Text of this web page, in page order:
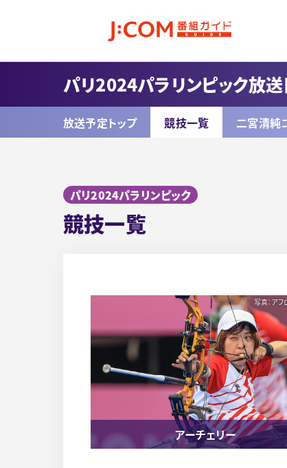
パリ2024パラリンピック放
放送予定トップ 競技一覧 二宮清純
パリ2024パラリンピック
競技一覧
写真：ア
アーチェリー